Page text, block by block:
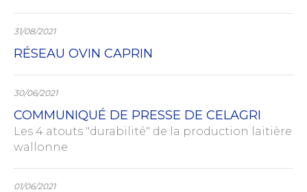
31/08/2021
RÉSEAU OVIN CAPRIN
30/06/2021
COMMUNIQUÉ DE PRESSE DE CELAGRI
Les 4 atouts "durabilité" de la production laitière
wallonne
01/06/2021